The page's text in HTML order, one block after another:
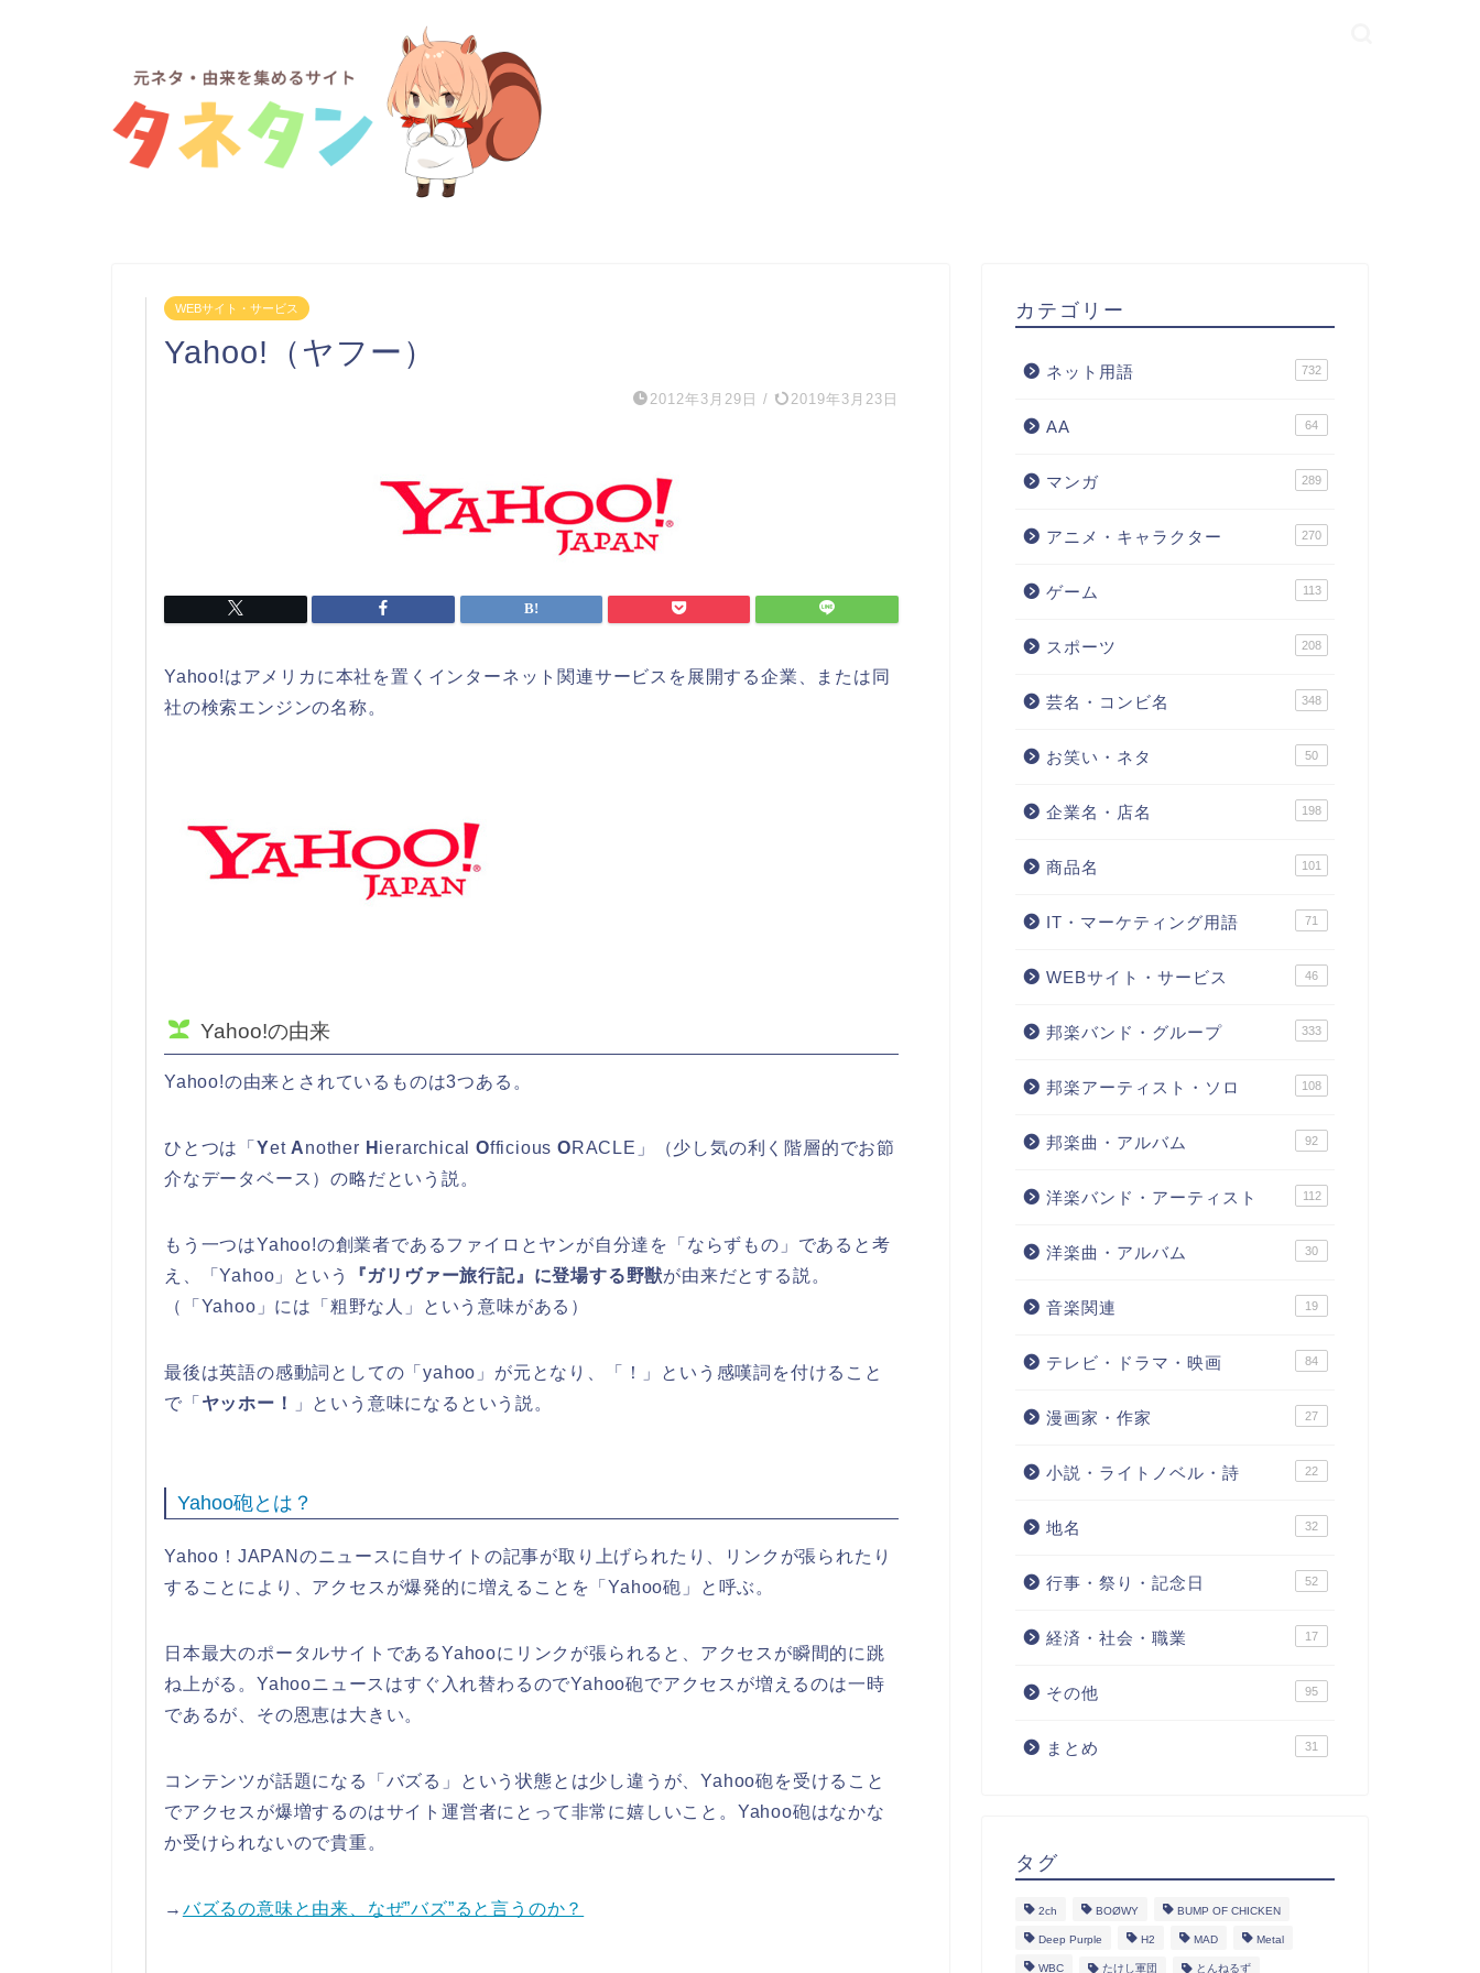
WEBサイト・サービス
Yahoo!（ヤフー）
2012年3月29日 / 2019年3月23日
Yahoo!はアメリカに本社を置くインターネット関連サービスを展開する企業、または同
社の検索エンジンの名称。
Yahoo!の由来
Yahoo!の由来とされているものは3つある。
ひとつは「 Yet Another H ierarchicalOfficiousORACLE」（少し気の利く階層的でお節
介なデータベース）の略だという説。
もう一つはYahoo!の創業者であるファイロとヤンが自分達を「ならずもの」であると考
え、「Yahoo」という
『ガリヴァー旅行記』に登場する野獣が由来だとする説。
（「Yahoo」には「粗野な人」という意味がある）
最後は英語の感動詞としての「yahoo」が元となり、「！」という感嘆詞を付けること
で「 ヤッホー！ 」という意味になるという説。
Yahoo砲とは？
Yahoo！JAPANのニュースに自サイトの記事が取り上げられたり、リンクが張られたり
することにより、アクセスが爆発的に増えることを「Yahoo砲」と呼ぶ。
日本最大のポータルサイトであるYahooにリンクが張られると、アクセスが瞬間的に跳
ね上がる。Yahooニュースはすぐ入れ替わるのでYahoo砲でアクセスが増えるのは一時
であるが、その恩恵は大きい。
コンテンツが話題になる「バズる」という状態とは少し違うが、Yahoo砲を受けること
でアクセスが爆増するのはサイト運営者にとって非常に嬉しいこと。Yahoo砲はなかな
か受けられないので貴重。
→ バズるの意味と由来、なぜ”バズ”ると言うのか？
カテゴリー
ネット用語 732
AA 64
マンガ 289
アニメ・キャラクター 270
ゲーム 113
スポーツ 208
芸名・コンビ名 348
お笑い・ネタ 50
企業名・店名 198
商品名 101
IT・マーケティング用語 71
WEBサイト・サービス 46
邦楽バンド・グループ 333
邦楽アーティスト・ソロ 108
邦楽曲・アルバム 92
洋楽バンド・アーティスト 112
洋楽曲・アルバム 30
音楽関連 19
テレビ・ドラマ・映画 84
漫画家・作家 27
小説・ライトノベル・詩 22
地名 32
行事・祭り・記念日 52
経済・社会・職業 17
その他 95
まとめ 31
タグ
2ch BOØWY BUMP OF CHICKEN
Deep Purple H2 MAD Metal
WBC たけし軍団 とんねるず